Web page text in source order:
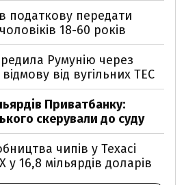
податкову передати
18-60 років
Румунію через
від вугільних ТЕС
Приватбанку:
скерували до суду
чипів у Техасі
у 16,8 мільярдів доларів